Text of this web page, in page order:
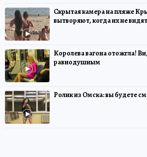
Скрытая камера на пляже
вытворяют, когда их не
Королева вагона отожгла!
равнодушным
Ролик из Омска: вы будете